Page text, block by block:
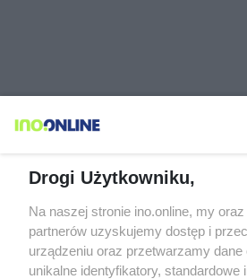
Drogi Użytkowniku,
Na naszej stronie ino.online, my
partnerów uzyskujemy dostęp i
urządzeniu oraz przetwarzamy dane
unikalne identyfikatory, standardowe